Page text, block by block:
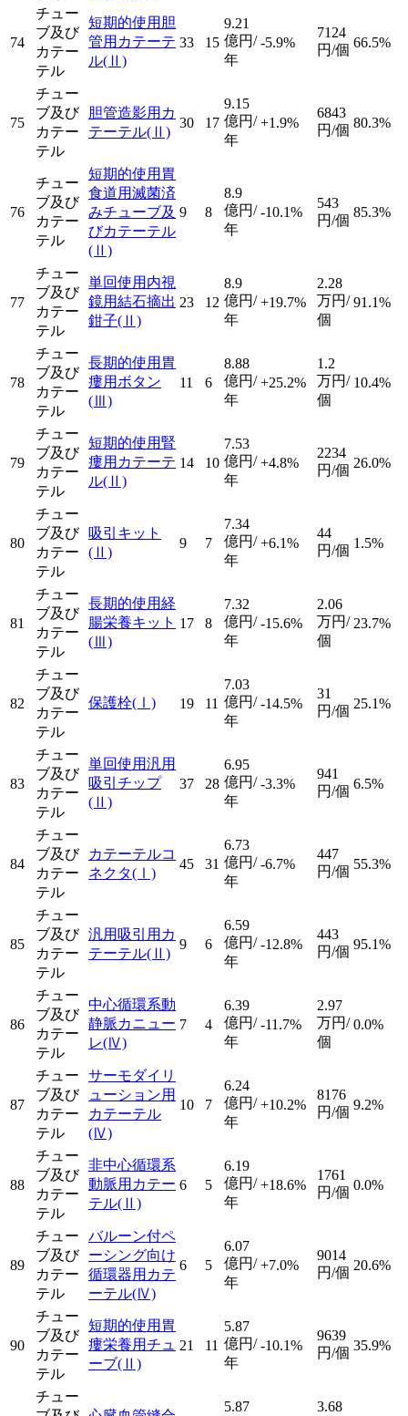
74
チュー
ブ及び
カテー
テル
短期的使用胆
管用カテーテ
ル(Ⅱ)
33 15
9.21
億円/
年
-5.9%
7124
円/個 66.5%
75
チュー
ブ及び
カテー
テル
胆管造影用カ
テーテル(Ⅱ)
30 17
9.15
億円/
年
+1.9%
6843
円/個 80.3%
76
チュー
ブ及び
カテー
テル
短期的使用胃
食道用滅菌済
みチューブ及
びカテーテル
(Ⅱ)
9 8
8.9
億円/
年
-10.1%
543
円/個
85.3%
77
チュー
ブ及び
カテー
テル
単回使用内視
鏡用結石摘出
鉗子(Ⅱ)
23 12
8.9
億円/
年
+19.7%
2.28
万円/
個
91.1%
78
チュー
ブ及び
カテー
テル
長期的使用胃
瘻用ボタン
(Ⅲ)
11 6
8.88
億円/
年
+25.2%
1.2
万円/
個
10.4%
79
チュー
ブ及び
カテー
テル
短期的使用腎
瘻用カテーテ
ル(Ⅱ)
14 10
7.53
億円/
年
+4.8%
2234
円/個 26.0%
80
チュー
ブ及び
カテー
テル
吸引キット
(Ⅱ)
9 7
7.34
億円/
年
+6.1%
44
円/個 1.5%
81
チュー
ブ及び
カテー
テル
長期的使用経
腸栄養キット
(Ⅲ)
17 8
7.32
億円/
年
-15.6%
2.06
万円/
個
23.7%
82
チュー
ブ及び
カテー
テル
保護栓(Ⅰ) 19 11
7.03
億円/
年
-14.5%
31
円/個 25.1%
83
チュー
ブ及び
カテー
テル
単回使用汎用
吸引チップ
(Ⅱ)
37 28
6.95
億円/
年
-3.3%
941
円/個 6.5%
84
チュー
ブ及び
カテー
テル
カテーテルコ
ネクタ(Ⅰ)
45 31
6.73
億円/
年
-6.7%
447
円/個 55.3%
85
チュー
ブ及び
カテー
テル
汎用吸引用カ
テーテル(Ⅱ)
9 6
6.59
億円/
年
-12.8%
443
円/個 95.1%
86
チュー
ブ及び
カテー
テル
中心循環系動
静脈カニュー
レ(Ⅳ)
7 4
6.39
億円/
年
-11.7%
2.97
万円/
個
0.0%
87
チュー
ブ及び
カテー
テル
サーモダイリ
ューション用
カテーテル
(Ⅳ)
10 7
6.24
億円/
年
+10.2%
8176
円/個 9.2%
88
チュー
ブ及び
カテー
テル
非中心循環系
動脈用カテー
テル(Ⅱ)
6 5
6.19
億円/
年
+18.6%
1761
円/個 0.0%
89
チュー
ブ及び
カテー
テル
バルーン付ペ
ーシング向け
循環器用カテ
ーテル(Ⅳ)
6 5
6.07
億円/
年
+7.0%
9014
円/個 20.6%
90
チュー
ブ及び
カテー
テル
短期的使用胃
瘻栄養用チュ
ーブ(Ⅱ)
21 11
5.87
億円/
年
-10.1%
9639
円/個 35.9%
チュー
5.87
3.68